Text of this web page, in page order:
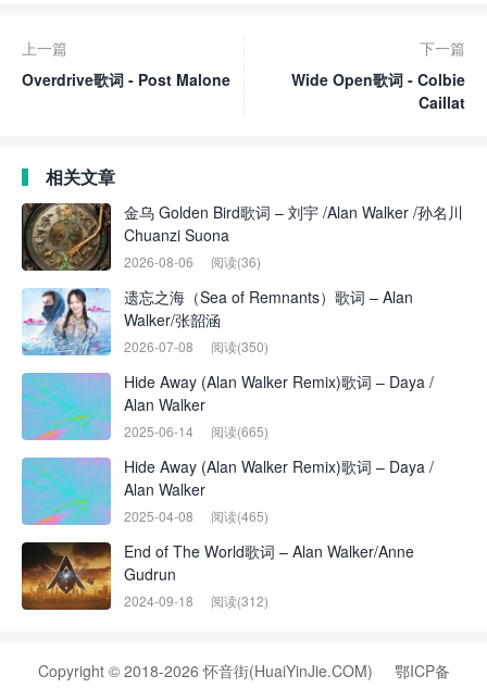
上一篇
Overdrive歌词 - Post Malone
下一篇
Wide Open歌词 - Colbie
Caillat
相关文章
金乌 Golden Bird歌词 – 刘宇 /Alan Walker /孙名川
Chuanzi Suona
2026-08-06 阅读(36)
遗忘之海（Sea of Remnants）歌词 – Alan
Walker/张韶涵
2026-07-08 阅读(350)
Hide Away (Alan Walker Remix)歌词 – Daya /
Alan Walker
2025-06-14 阅读(665)
Hide Away (Alan Walker Remix)歌词 – Daya /
Alan Walker
2025-04-08 阅读(465)
End of The World歌词 – Alan Walker/Anne
Gudrun
2024-09-18 阅读(312)
Copyright © 2018-2026 怀音街(HuaiYinJie.COM)
鄂ICP备